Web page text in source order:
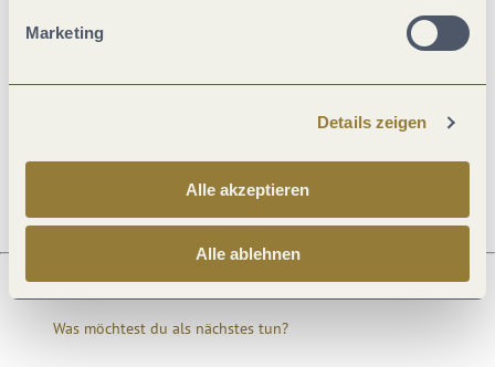
Marketing
Details zeigen
Alle akzeptieren
Alle ablehnen
Öffnungszeiten
Ruhetage
Was möchtest du als nächstes tun?